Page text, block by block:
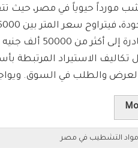
مورداً حيوياً في مصر، حيث
الأنواع النادرة
تكاليف الاستيراد المرتبطة
والطلب في السوق.
مواد التشطيب في مصر